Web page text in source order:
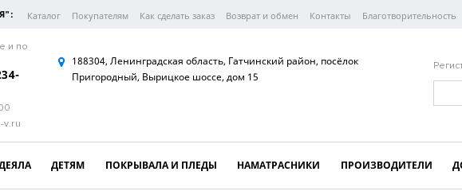
Каталог Покупателям Как сделать заказ Возврат и обмен Контакты Благотворительность
и по
v.ru
188304, Ленинградская область, Гатчинский район, посёлок
Пригородный, Вырицкое шоссе, дом 15
ДЕТЯМ ПОКРЫВАЛА И ПЛЕДЫ НАМАТРАСНИКИ ПРОИЗВОДИТЕЛИ